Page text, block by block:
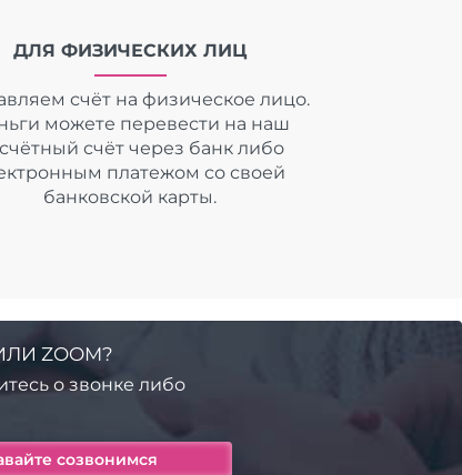
ДЛЯ ФИЗИЧЕСКИХ ЛИЦ
счёт на физическое лицо.
можете перевести на наш
счёт через банк либо
платежом со своей
банковской карты.
ZOOM?
о звонке либо